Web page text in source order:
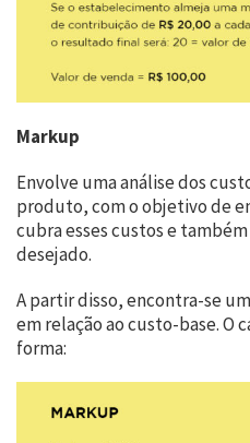
Markup
Envolve uma análise dos
produto, com o objetivo de
cubra esses custos e
desejado.
A partir disso, encontra-se
em relação ao custo-base. O
forma: